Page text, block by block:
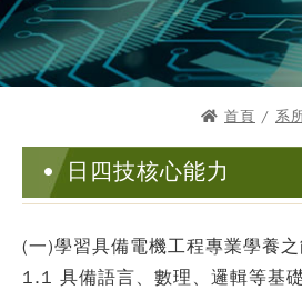
首頁 / 系
日四技核心能力
(一)學習具備電機工程專業學養之
1.1 具備語言、數理、邏輯等基